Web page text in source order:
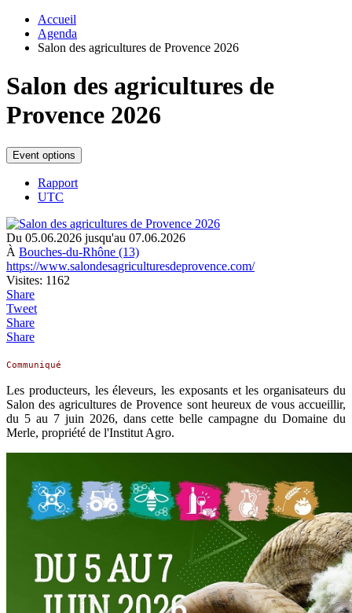
Accueil
Agenda
Salon des agricultures de Provence 2026
Salon des agricultures de
Provence 2026
Event options
Rapport
UTC
Du 05.06.2026 jusqu'au 07.06.2026
À Bouches-du-Rhône (13)
https://www.salondesagriculturesdeprovence.com/
Visites: 1162
Share
Tweet
Share
Share
Communiqué
Les producteurs, les éleveurs, les exposants et les organisateurs du
Salon des agricultures de Provence sont heureux de vous accueillir,
du 5 au 7 juin 2026, dans cette belle campagne du Domaine du
Merle, propriété de l'Institut Agro.